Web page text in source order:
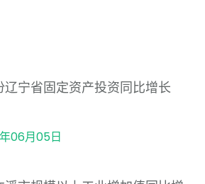
宁省固定资产投资同比增长
06月05日